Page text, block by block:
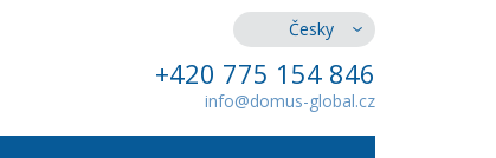
Česky
+420 775 154 846
info@domus-global.cz